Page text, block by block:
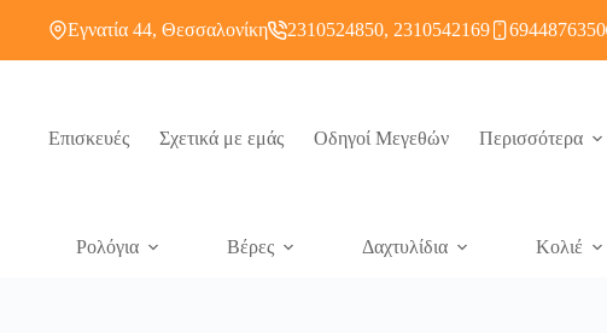
Εγνατία 44, Θεσσαλονίκη 2310524850, 2310542169 6944876350
Επισκευές Σχετικά με εμάς Οδηγοί Μεγεθών Περισσότερα
Ρολόγια Βέρες Δαχτυλίδια Κολιέ